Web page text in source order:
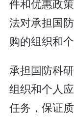
件和优惠政
法对承担国
购的组织和
承担国防科
组织和个人
任务，保证